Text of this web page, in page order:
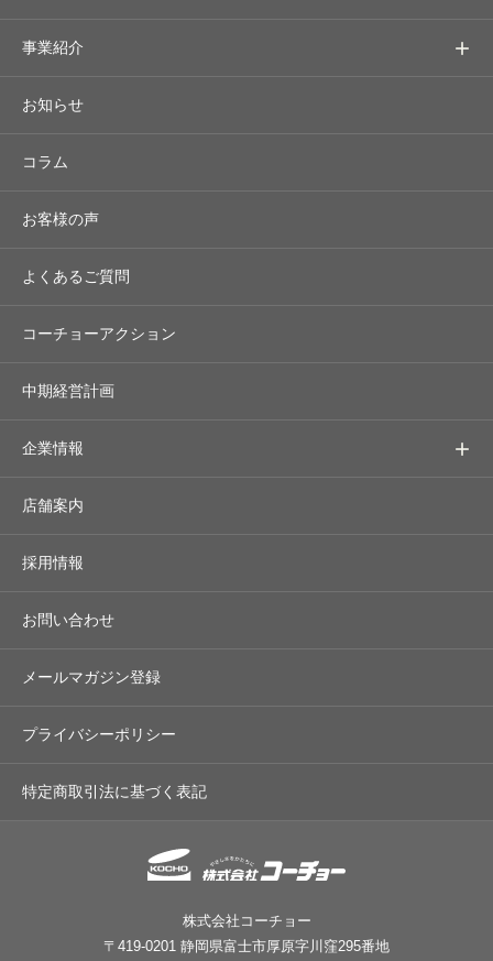
事業紹介
お知らせ
コラム
お客様の声
よくあるご質問
コーチョーアクション
中期経営計画
企業情報
店舗案内
採用情報
お問い合わせ
メールマガジン登録
プライバシーポリシー
特定商取引法に基づく表記
株式会社コーチョー
〒419-0201 静岡県富士市厚原字川窪295番地